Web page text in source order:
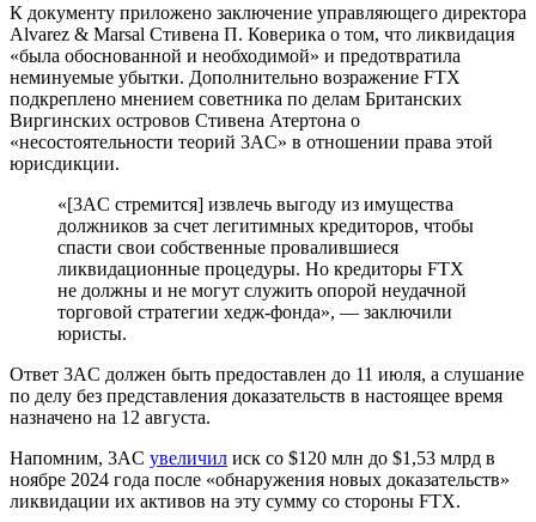
К документу приложено заключение управляющего директора
Alvarez & Marsal Стивена П. Коверика о том, что ликвидация
«была обоснованной и необходимой» и предотвратила
неминуемые убытки. Дополнительно возражение FTX
подкреплено мнением советника по делам Британских
Виргинских островов Стивена Атертона о
«несостоятельности теорий 3AC» в отношении права этой
юрисдикции.
«[3AC стремится] извлечь выгоду из имущества
должников за счет легитимных кредиторов, чтобы
спасти свои собственные провалившиеся
ликвидационные процедуры. Но кредиторы FTX
не должны и не могут служить опорой неудачной
торговой стратегии хедж-фонда», — заключили
юристы.
Ответ 3AC должен быть предоставлен до 11 июля, а слушание
по делу без представления доказательств в настоящее время
назначено на 12 августа.
Напомним, 3AC увеличил иск со $120 млн до $1,53 млрд в
ноябре 2024 года после «обнаружения новых доказательств»
ликвидации их активов на эту сумму со стороны FTX.